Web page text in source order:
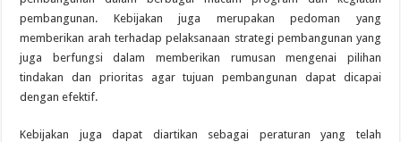
pembangunan. Kebijakan juga merupakan pedoman yang
memberikan arah terhadap pelaksanaan strategi pembangunan yang
juga berfungsi dalam memberikan rumusan mengenai pilihan
tindakan dan prioritas agar tujuan pembangunan dapat dicapai
dengan efektif.
Kebijakan juga dapat diartikan sebagai peraturan yang telah